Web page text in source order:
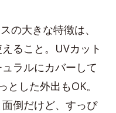
の大きな特徴は、
ること。UVカット
ラルにカバーして
とした外出もOK。
面倒だけど、すっぴ